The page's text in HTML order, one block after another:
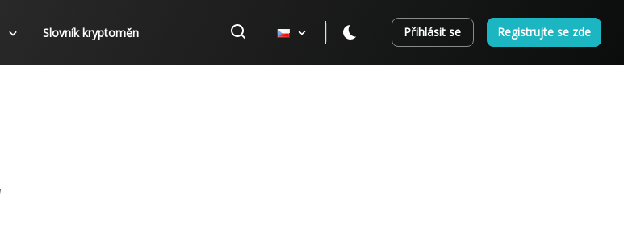
Slovník kryptoměn Přihlásit se Registrujte se zde